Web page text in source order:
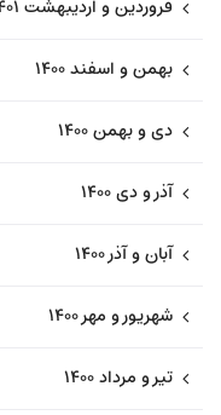
فروردین و اردیبهشت ۱۴۰۱
بهمن و اسفند ۱۴۰۰
دی و بهمن ۱۴۰۰
آذر و دی ۱۴۰۰
آبان و آذر ۱۴۰۰
شهریور و مهر ۱۴۰۰
تیر و مرداد ۱۴۰۰